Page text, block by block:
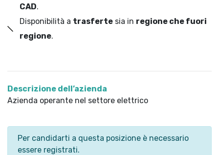
CAD.
Disponibilità a trasferte sia in regione che fuori
regione.
Descrizione dell’azienda
Azienda operante nel settore elettrico
Per candidarti a questa posizione è necessario
essere registrati.